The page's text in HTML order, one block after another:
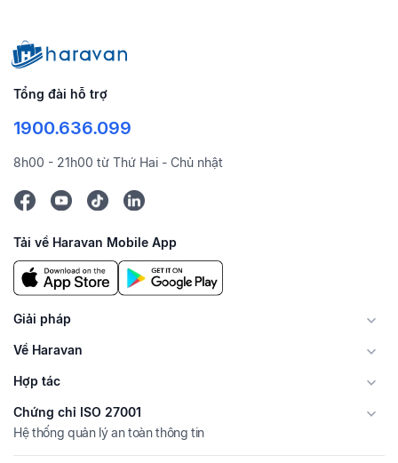
Tổng đài hỗ trợ
1900.636.099
8h00 - 21h00 từ Thứ Hai - Chủ nhật
Tải về Haravan Mobile App
Giải pháp
Về Haravan
Hợp tác
Chứng chỉ ISO 27001
Hệ thống quản lý an toàn thông tin